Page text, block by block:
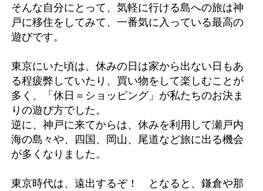
そんな自分にとって、気軽に行ける島への旅は神
戸に移住をしてみて、一番気に入っている最高の
遊びです。
東京にいた頃は、休みの日は家から出ない日もあ
る程疲弊していたり、買い物をして楽しむことが
多く、「休日＝ショッピング」が私たちのお決ま
りの遊び方でした。
逆に、神戸に来てからは、休みを利用して瀬戸内
海の島々や、四国、岡山、尾道など旅に出る機会
が多くなりました。
東京時代は、遠出するぞ！ となると、鎌倉や那